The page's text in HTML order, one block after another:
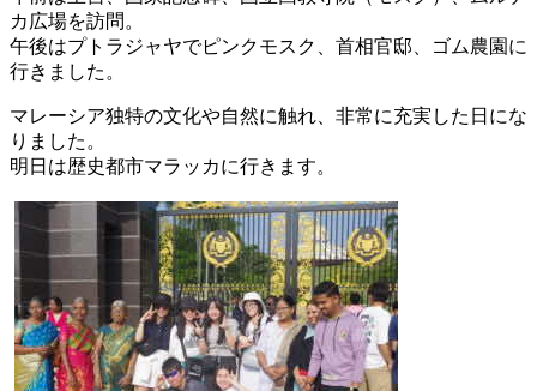
カ広場を訪問。
午後はプトラジャヤでピンクモスク、首相官邸、ゴム農園に
行きました。
マレーシア独特の文化や自然に触れ、非常に充実した日にな
りました。
明日は歴史都市マラッカに行きます。